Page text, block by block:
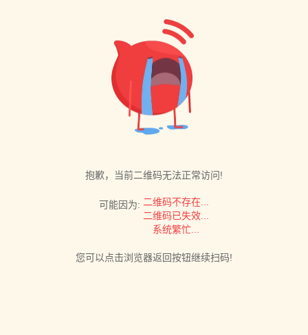
抱歉，当前二维码无法正常访问!
可能因为: 二维码不存在...
二维码已失效...
系统繁忙...
您可以点击浏览器返回按钮继续扫码!